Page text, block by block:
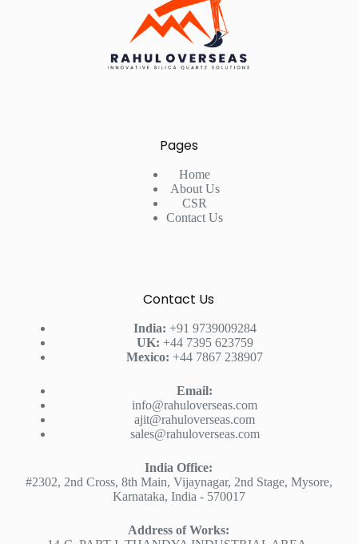
Pages
Home
About Us
CSR
Contact Us
Contact Us
India: +91 9739009284
UK: +44 7395 623759
Mexico: +44 7867 238907
Email:
info@rahuloverseas.com
ajit@rahuloverseas.com
sales@rahuloverseas.com
India Office:
#2302, 2nd Cross, 8th Main, Vijaynagar, 2nd Stage, Mysore,
Karnataka, India - 570017
Address of Works: